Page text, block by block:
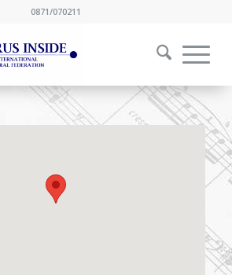
0871/070211